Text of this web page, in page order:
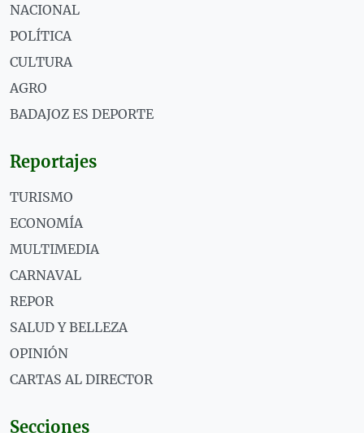
NACIONAL
POLÍTICA
CULTURA
AGRO
BADAJOZ ES DEPORTE
Reportajes
TURISMO
ECONOMÍA
MULTIMEDIA
CARNAVAL
REPOR
SALUD Y BELLEZA
OPINIÓN
CARTAS AL DIRECTOR
Secciones